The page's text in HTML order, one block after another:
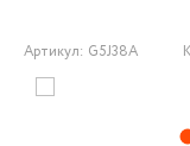
Артикул: G5J38A